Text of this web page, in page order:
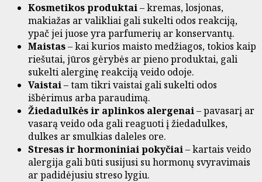
Kosmetikos produktai– kremas, losjonas,
makiažas ar valikliai gali sukelti odos reakciją,
ypač jei juose yra parfumerių ar konservantų.
Maistas– kai kurios maisto medžiagos, tokios kaip
riešutai, jūros gėrybės ar pieno produktai, gali
sukelti alerginę reakciją veido odoje.
Vaistai– tam tikri vaistai gali sukelti odos
išbėrimus arba paraudimą.
Žiedadulkės ir aplinkos alergenai– pavasarį ar
vasarą veido oda gali reaguoti į žiedadulkes,
dulkes ar smulkias daleles ore.
Stresas ir hormoniniai pokyčiai– kartais veido
alergija gali būti susijusi su hormonų svyravimais
ar padidėjusiu streso lygiu.